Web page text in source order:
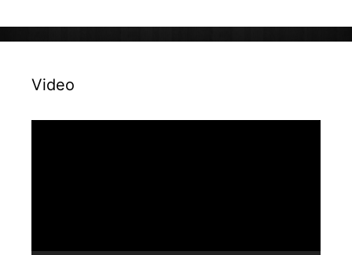
Video